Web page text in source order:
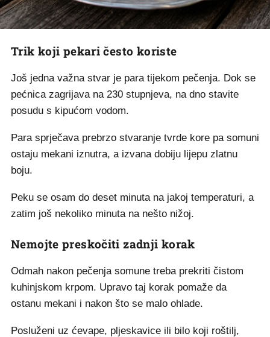
Trik koji pekari često koriste
Još jedna važna stvar je para tijekom pečenja. Dok se
pećnica zagrijava na 230 stupnjeva, na dno stavite
posudu s kipućom vodom.
Para sprječava prebrzo stvaranje tvrde kore pa somuni
ostaju mekani iznutra, a izvana dobiju lijepu zlatnu
boju.
Peku se osam do deset minuta na jakoj temperaturi, a
zatim još nekoliko minuta na nešto nižoj.
Nemojte preskočiti zadnji korak
Odmah nakon pečenja somune treba prekriti čistom
kuhinjskom krpom. Upravo taj korak pomaže da
ostanu mekani i nakon što se malo ohlade.
Posluženi uz ćevape, pljeskavice ili bilo koji roštilj,